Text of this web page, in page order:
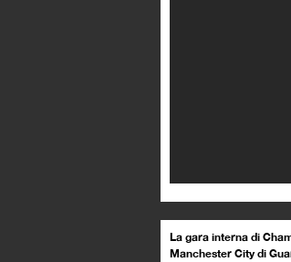
La gara interna di
Manchester City di